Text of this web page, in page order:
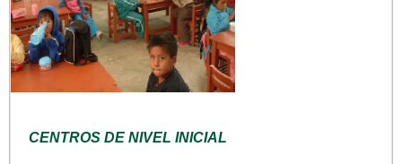
CENTROS DE NIVEL INICIAL